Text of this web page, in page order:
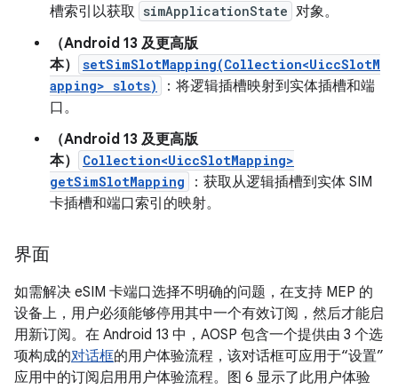
槽索引以获取 simApplicationState 对象。
（Android 13 及更高版
本）
setSimSlotMapping(Collection<UiccSlotM
apping> slots)
：将逻辑插槽映射到实体插槽和端
口。
（Android 13 及更高版
本）
Collection<UiccSlotMapping>
getSimSlotMapping
：获取从逻辑插槽到实体 SIM
卡插槽和端口索引的映射。
界面
如需解决 eSIM 卡端口选择不明确的问题，在支持 MEP 的
设备上，用户必须能够停用其中一个有效订阅，然后才能启
用新订阅。在 Android 13 中，AOSP 包含一个提供由 3 个选
项构成的对话框的用户体验流程，该对话框可应用于“设置”
应用中的订阅启用用户体验流程。图 6 显示了此用户体验